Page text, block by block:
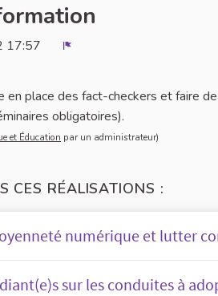
17:57
en place des fact-checkers et faire
obligatoires).
et Éducation
et Éducation par un administrateur)
CES RÉALISATIONS :
numérique et lutter
sur les conduites à